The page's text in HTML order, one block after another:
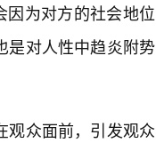
因为对方的社会地位
是对人性中趋炎附势
观众面前，引发观众